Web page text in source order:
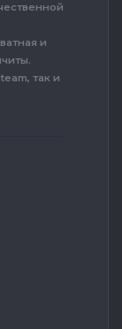
и
так и